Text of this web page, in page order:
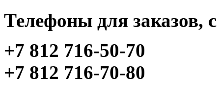
Телефоны для заказов,
+7 812 716-50-70
+7 812 716-70-80